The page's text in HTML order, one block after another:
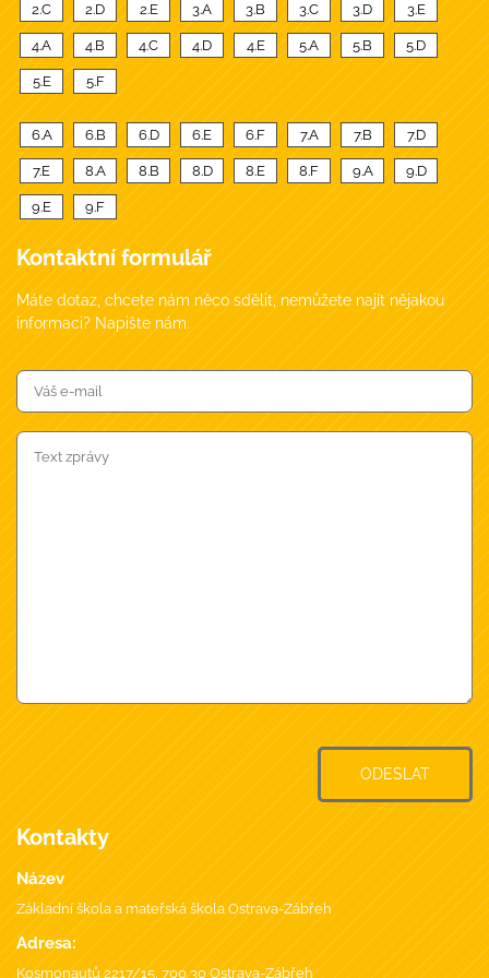
2.C 2.D 2.E 3.A 3.B 3.C 3.D 3.E
4.A 4.B 4.C 4.D 4.E 5.A 5.B 5.D
5.E 5.F
6.A 6.B 6.D 6.E 6.F 7.A 7.B 7.D
7.E 8.A 8.B 8.D 8.E 8.F 9.A 9.D
9.E 9.F
Kontaktní formulář
Máte dotaz, chcete nám něco sdělit, nemůžete najít nějakou
informaci? Napište nám.
ODESLAT
Kontakty
Název
Základní škola a mateřská škola Ostrava-Zábřeh
Adresa:
Kosmonautů 2217/15, 700 30 Ostrava-Zábřeh